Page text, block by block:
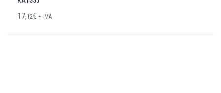
17,12€ + IVA